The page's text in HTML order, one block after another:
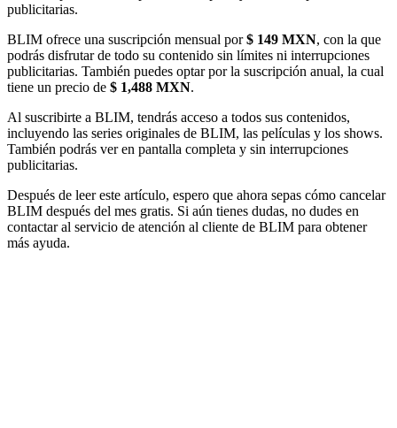
publicitarias.
BLIM ofrece una suscripción mensual por$ 149 MXN, con la que
podrás disfrutar de todo su contenido sin límites ni interrupciones
publicitarias. También puedes optar por la suscripción anual, la cual
tiene un precio de $ 1,488 MXN.
Al suscribirte a BLIM, tendrás acceso a todos sus contenidos,
incluyendo las series originales de BLIM, las películas y los shows.
También podrás ver en pantalla completa y sin interrupciones
publicitarias.
Después de leer este artículo, espero que ahora sepas cómo cancelar
BLIM después del mes gratis. Si aún tienes dudas, no dudes en
contactar al servicio de atención al cliente de BLIM para obtener
más ayuda.